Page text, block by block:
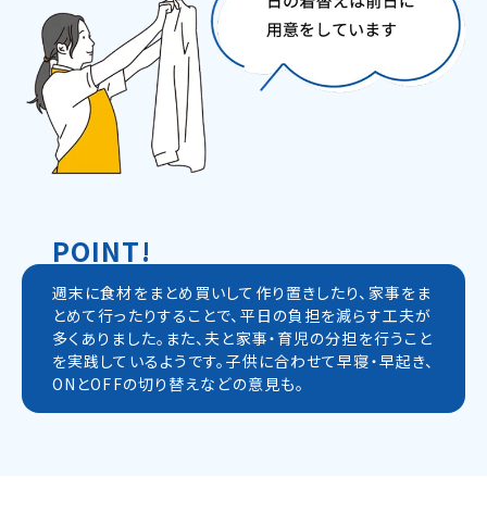
POINT!
週末に食材をまとめ買いして作り置きしたり、家事をま
とめて行ったりすることで、平日の負担を減らす工夫が
多くありました。また、夫と家事・育児の分担を行うこと
を実践しているようです。子供に合わせて早寝・早起き、
ONとOFFの切り替えなどの意見も。